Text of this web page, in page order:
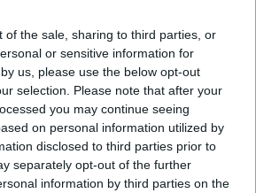
of the sale, sharing to third parties, or
or sensitive information for
us, please use the below opt-out
selection. Please note that after your
you may continue seeing
on personal information utilized by
disclosed to third parties prior to
separately opt-out of the further
information by third parties on the
éskonferenciahívás
,Instagramonés YouTube-on
mobil applikációt
Androidra